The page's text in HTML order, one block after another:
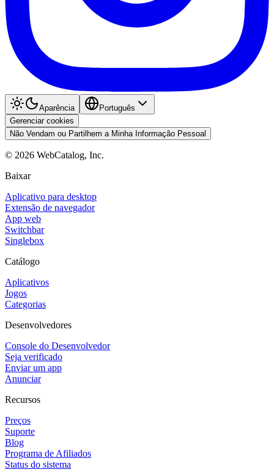
Aparência
Português
Gerenciar cookies
Não Vendam ou Partilhem a Minha Informação Pessoal
© 2026 WebCatalog, Inc.
Baixar
Aplicativo para desktop
Extensão de navegador
App web
Switchbar
Singlebox
Catálogo
Aplicativos
Jogos
Categorias
Desenvolvedores
Console do Desenvolvedor
Seja verificado
Enviar um app
Anunciar
Recursos
Preços
Suporte
Blog
Programa de Afiliados
Status do sistema